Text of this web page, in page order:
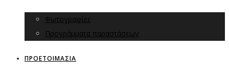
Φωτογραφίες
Προγράμματα παραστάσεων
ΠΡΟΕΤΟΙΜΑΣΙΑ